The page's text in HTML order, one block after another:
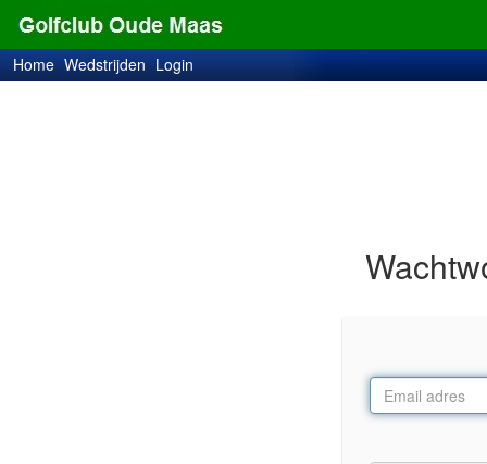
Home Wedstrijden Login